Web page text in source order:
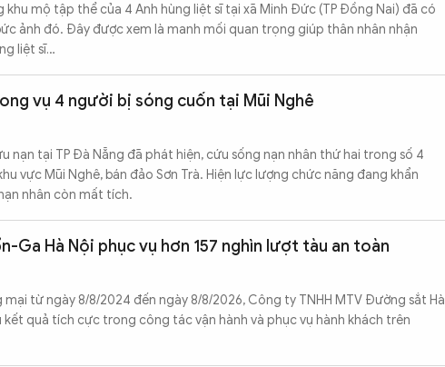
mộ tập thể của 4 Anh hùng liệt sĩ tại xã Minh Đức (TP Đồng Nai) đã có
ảnh đó. Đây được xem là manh mối quan trọng giúp thân nhân nhận
liệt sĩ…
vụ 4 người bị sóng cuốn tại Mũi Nghê
nạn tại TP Đà Nẵng đã phát hiện, cứu sống nạn nhân thứ hai trong số 4
vực Mũi Nghê, bán đảo Sơn Trà. Hiện lực lượng chức năng đang khẩn
nhân còn mất tích.
Ga Hà Nội phục vụ hơn 157 nghìn lượt tàu an toàn
từ ngày 8/8/2024 đến ngày 8/8/2026, Công ty TNHH MTV Đường sắt Hà
kết quả tích cực trong công tác vận hành và phục vụ hành khách trên